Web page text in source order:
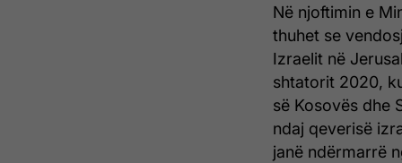
Në njoftimin e
thuhet se
Izraelit në
shtatorit 2020,
së Kosovës dhe
ndaj qeverisë
janë ndërmarrë